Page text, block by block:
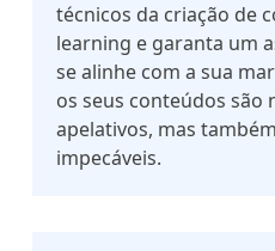
técnicos da criação de
learning e garanta um
se alinhe com a sua
os seus conteúdos são
apelativos, mas
impecáveis.